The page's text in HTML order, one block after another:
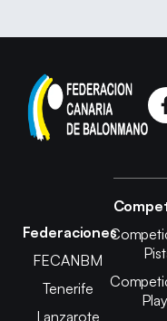
Federaciones
FECANBM
Tenerife
Lanzarote